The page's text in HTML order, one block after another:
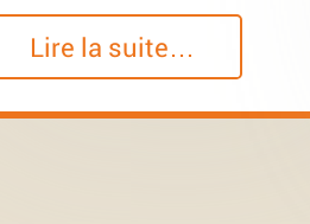
Lire la suite…